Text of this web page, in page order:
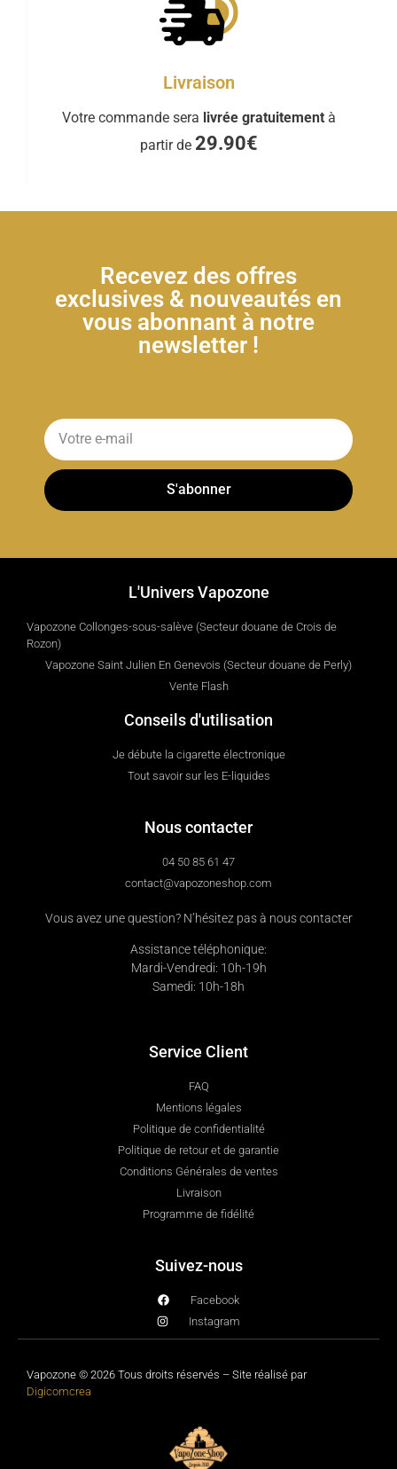
Livraison
Votre commande sera livrée gratuitement à
partir de 29.90€
Recevez des offres
exclusives & nouveautés en
vous abonnant à notre
newsletter !
S'abonner
L'Univers Vapozone
Vapozone Collonges-sous-salève (Secteur douane de Crois de
Rozon)
Vapozone Saint Julien En Genevois (Secteur douane de Perly)
Vente Flash
Conseils d'utilisation
Je débute la cigarette électronique
Tout savoir sur les E-liquides
Nous contacter
04 50 85 61 47
contact@vapozoneshop.com
Vous avez une question? N’hésitez pas à nous contacter
Assistance téléphonique:
Mardi-Vendredi: 10h-19h
Samedi: 10h-18h
Service Client
FAQ
Mentions légales
Politique de confidentialité
Politique de retour et de garantie
Conditions Générales de ventes
Livraison
Programme de fidélité
Suivez-nous
Facebook
Instagram
Vapozone © 2026 Tous droits réservés – Site réalisé par
Digicomcrea